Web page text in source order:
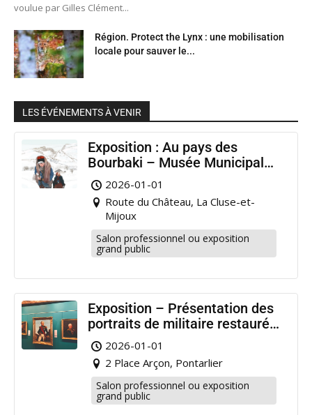
voulue par Gilles Clément...
Région. Protect the Lynx : une mobilisation
locale pour sauver le...
LES ÉVÉNEMENTS À VENIR
Exposition : Au pays des
Bourbaki – Musée Municipal
Pontarlier
2026-01-01
Route du Château, La Cluse-et-
Mijoux
Salon professionnel ou exposition
grand public
Exposition – Présentation des
portraits de militaire restaurés
à Pontarlier
2026-01-01
2 Place Arçon, Pontarlier
Salon professionnel ou exposition
grand public